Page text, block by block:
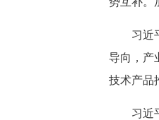
习近
导向，产
技术产品
习近